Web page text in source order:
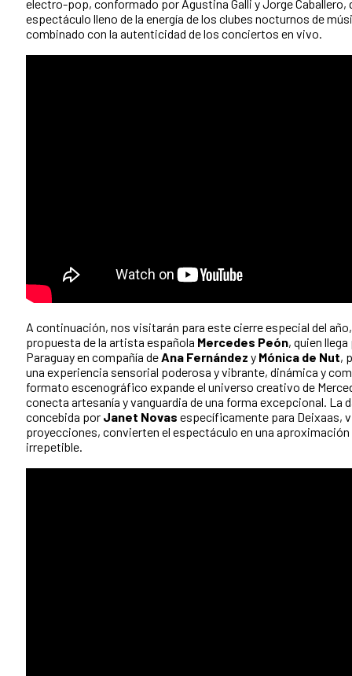
electro-pop, conformado por Agustina Galli y Jorge Caballero,
espectáculo lleno de la energía de los clubes nocturnos de
combinado con la autenticidad de los conciertos en vivo.
A continuación, nos visitarán para este cierre especial del
propuesta de la artista española Mercedes Peón, quien
Paraguay en compañía deAna Fernández y Mónica de Nut,
una experiencia sensorial poderosa y vibrante, dinámica y
formato escenográfico expande el universo creativo de
conecta artesanía y vanguardia de una forma excepcional. La
concebida por Janet Novas específicamente para Deixaas,
proyecciones, convierten el espectáculo en una
irrepetible.